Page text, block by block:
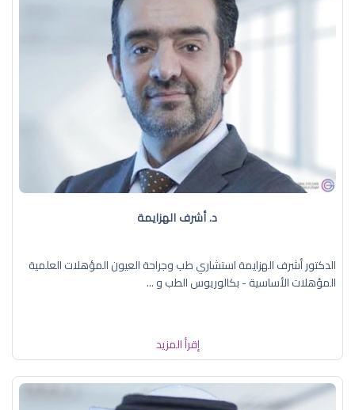
د. أشرف الهزايمة
الدكتور أشرف الهزايمة استشاري طب وجراحة العيون المؤهلات العلمية
المؤهلات الأساسية - بكالوريوس الطب و ...
إقرأ المزيد